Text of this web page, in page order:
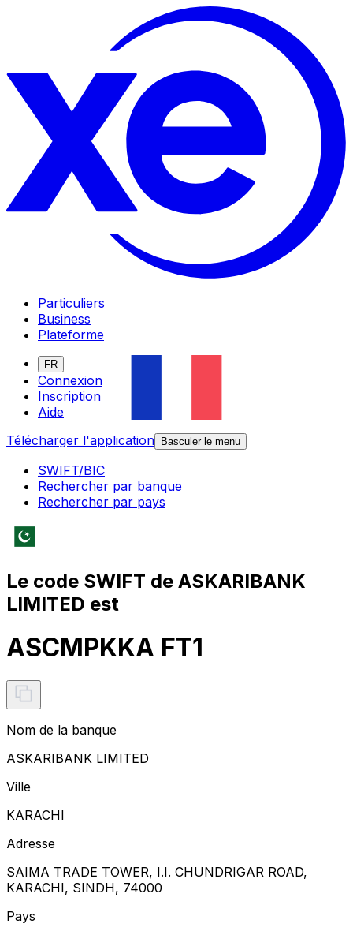
Particuliers
Business
Plateforme
FR
Connexion
Inscription
Aide
Télécharger l'application
Basculer le menu
SWIFT/BIC
Rechercher par banque
Rechercher par pays
Le code SWIFT de ASKARIBANK
LIMITED est
ASCMPKKA FT1
Nom de la banque
ASKARIBANK LIMITED
Ville
KARACHI
Adresse
SAIMA TRADE TOWER, I.I. CHUNDRIGAR ROAD,
KARACHI, SINDH, 74000
Pays